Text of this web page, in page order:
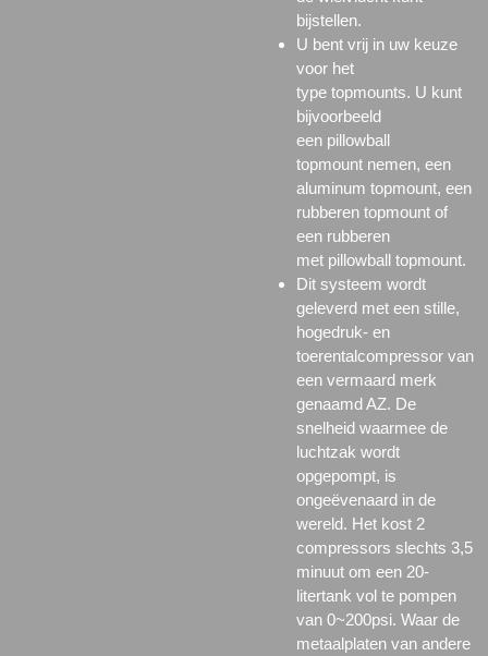
bijstellen.
U bent vrij in uw keuze
voor het
type topmounts. U kunt
bijvoorbeeld
een pillowball
topmount nemen, een
aluminum topmount, een
rubberen topmount of
een rubberen
met pillowball topmount.
Dit systeem wordt
geleverd met een stille,
hogedruk- en
toerentalcompressor van
een vermaard merk
genaamd AZ. De
snelheid waarmee de
luchtzak wordt
opgepompt, is
ongeëvenaard in de
wereld. Het kost 2
compressors slechts 3,5
minuut om een 20-
litertank vol te pompen
van 0~200psi. Waar de
metaalplaten van andere